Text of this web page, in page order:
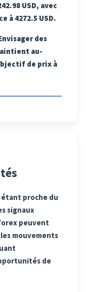
USD, avec
à 4272.5 USD.
des
au-
de prix à
étant proche du
signaux
peuvent
mouvements
de